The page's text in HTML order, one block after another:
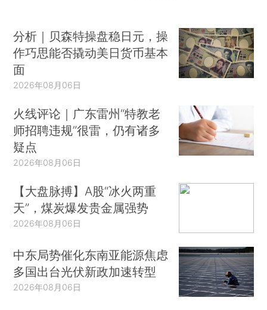
分析｜贝森特操盘稳日元，操
作巧思能否撬动美日货币基本
面
2026年08月06日
火线评论｜广东雷州“特教老
师招聘违规”很雷，仍有诸多
疑点
2026年08月06日
【大盘脉搏】A股“冰火两重
天”，煤炭爆发贵金属强势
2026年08月06日
中东局势催化东南亚能源焦虑
多国出台光伏新政加速转型
2026年08月06日